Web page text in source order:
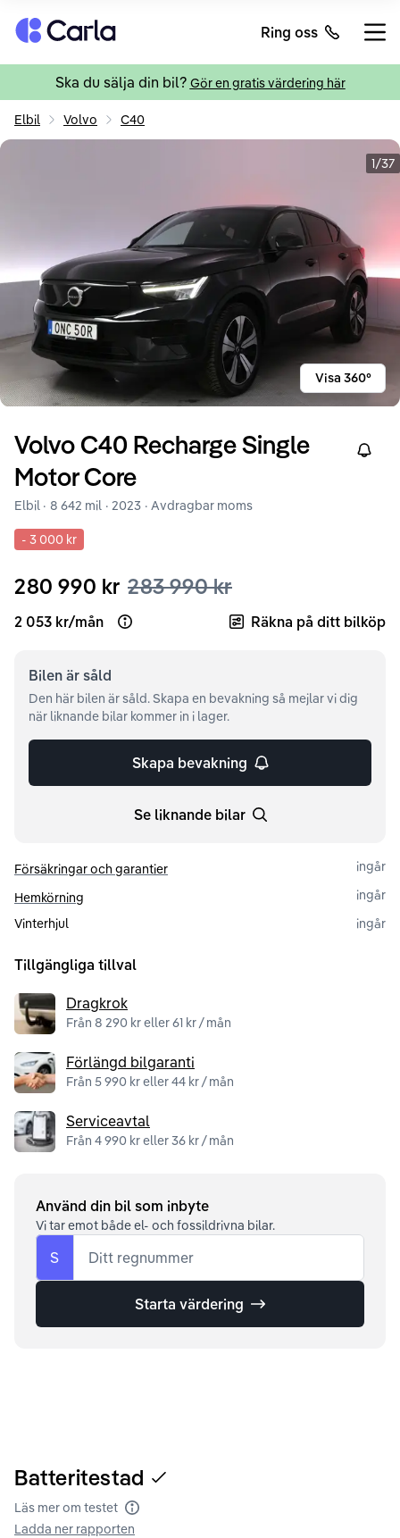
Tillbaka till startsidan Ring oss
Ska du sälja din bil? Gör en gratis värdering här
Elbil Volvo C40
1/37
Visa 360°
Volvo C40 Recharge Single
Motor Core
Right
Elbil · 8 642 mil · 2023 · Avdragbar moms
- 3 000 kr
280 990 kr 283 990 kr
2 053 kr/mån Open loan example Räkna på ditt bilköp
Bilen är såld
Den här bilen är såld. Skapa en bevakning så mejlar vi dig
när liknande bilar kommer in i lager.
Skapa bevakning
Se liknande bilar
Försäkringar och garantier
ingår
Hemkörning
ingår
Vinterhjul
ingår
Tillgängliga tillval
Dragkrok
Från 8 290 kr eller 61 kr / mån
Förlängd bilgaranti
Från 5 990 kr eller 44 kr / mån
Serviceavtal
Från 4 990 kr eller 36 kr / mån
Använd din bil som inbyte
Vi tar emot både el- och fossildrivna bilar.
S Ditt regnummer
Starta värdering
Batteritestad
Läs mer om testet Batteritest
Ladda ner rapporten